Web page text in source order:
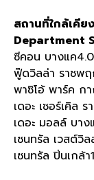
สถานที่ใกล้เคียง
Department
ซีคอน บางแค
ฟู๊ดวิลล่า ราชพ
พาซิโอ้ พาร์ค ก
เดอะ เซอร์เคิล
เดอะ มอลล์ บา
เซนทรัล เวสต์วิ
เซนทรัล ปิ่นเกล้